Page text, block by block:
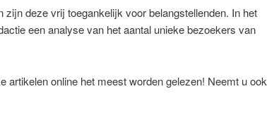
zijn deze vrij toegankelijk voor belangstellenden. In het
een analyse van het aantal unieke bezoekers van
artikelen online het meest worden gelezen! Neemt u ook